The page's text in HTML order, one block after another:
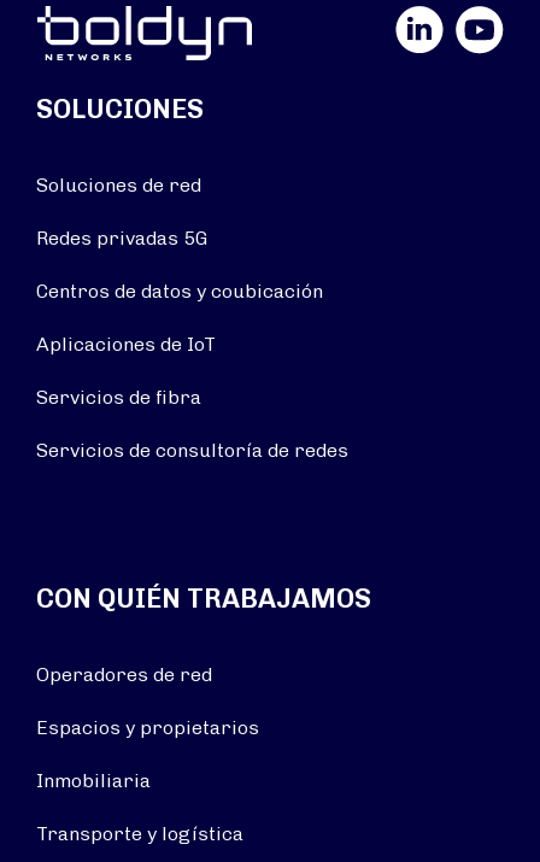
YouTube
SOLUCIONES
Soluciones de red
Redes privadas 5G
Centros de datos y coubicación
Aplicaciones de IoT
Servicios de fibra
Servicios de consultoría de redes
CON QUIÉN TRABAJAMOS
Operadores de red
Espacios y propietarios
Inmobiliaria
Transporte y logística